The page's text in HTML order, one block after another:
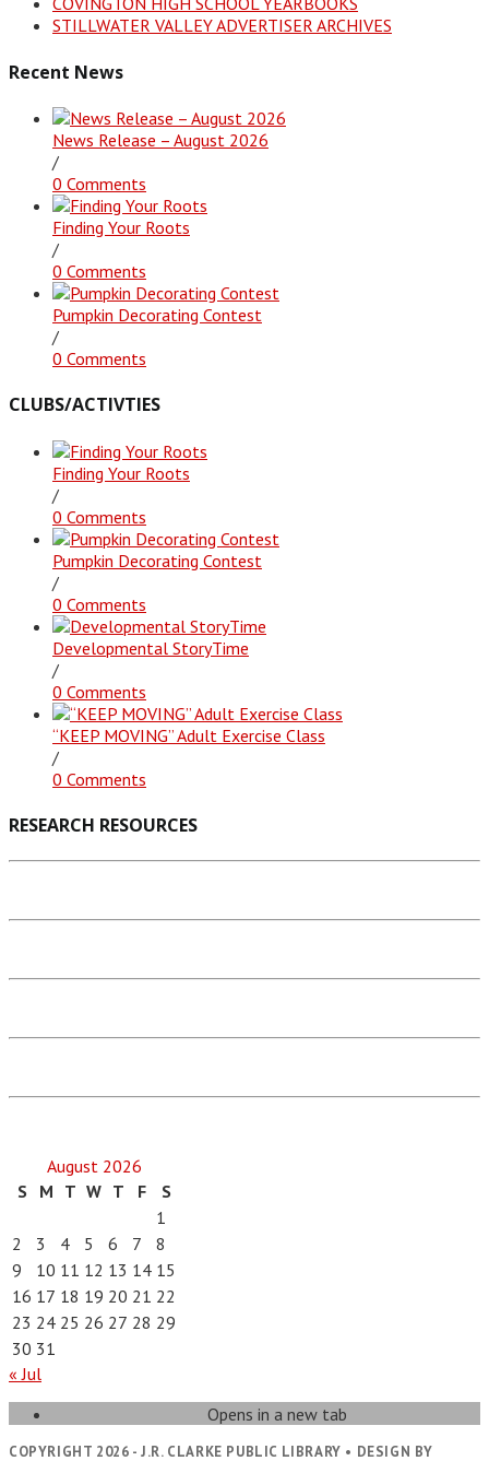
STILLWATER VALLEY ADVERTISER ARCHIVES
Recent News
News Release – August 2026
/
0 Comments
Finding Your Roots
/
0 Comments
Pumpkin Decorating Contest
/
0 Comments
CLUBS/ACTIVTIES
Finding Your Roots
/
0 Comments
Pumpkin Decorating Contest
/
0 Comments
Developmental StoryTime
/
0 Comments
“KEEP MOVING” Adult Exercise Class
/
0 Comments
RESEARCH RESOURCES
August 2026
S
M T W T F
S
1
2
3 4 5 6 7
8
9
10 11 12 13 14 15
16 17 18 19 20 21 22
23 24 25 26 27 28 29
30 31
« Jul
Opens in a new tab
COPYRIGHT 2026 - J.R. CLARKE PUBLIC LIBRARY • DESIGN BY